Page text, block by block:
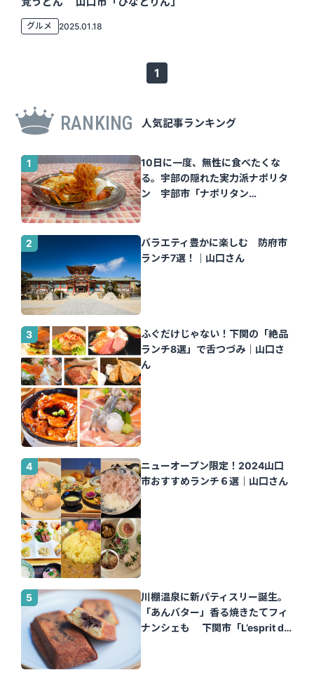
グルメ 2025.01.18
1
RANKING 人気記事ランキング
10日に一度、無性に食べたくな
る。宇部の隠れた実力派ナポリタ
ン 宇部市「ナポリタン
バラエティ豊かに楽しむ 防府市
ランチ7選！｜山口さん
ふぐだけじゃない！下関の「絶品
ランチ8選」で舌つづみ｜山口さ
ん
ニューオープン限定！2024山口
市おすすめランチ６選｜山口さん
川棚温泉に新パティスリー誕生。
「あんバター」香る焼きたてフィ
ナンシェも 下関市「L’esprit de